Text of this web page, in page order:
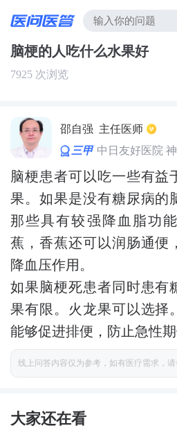
脑梗的人吃什么水果好
7925 次浏览
邵自强 主任医师
三甲 中日友好医院
脑梗患者可以吃一些有益
果。如果是没有糖尿病的
那些具有较强降血脂功
蕉，香蕉还可以润肠通便
降血压作用。
如果脑梗死患者同时患有
果有限。火龙果可以选择
能够促进排便，防止急性期
线上问答内容仅为参考，如有医疗需求，
大家还在看